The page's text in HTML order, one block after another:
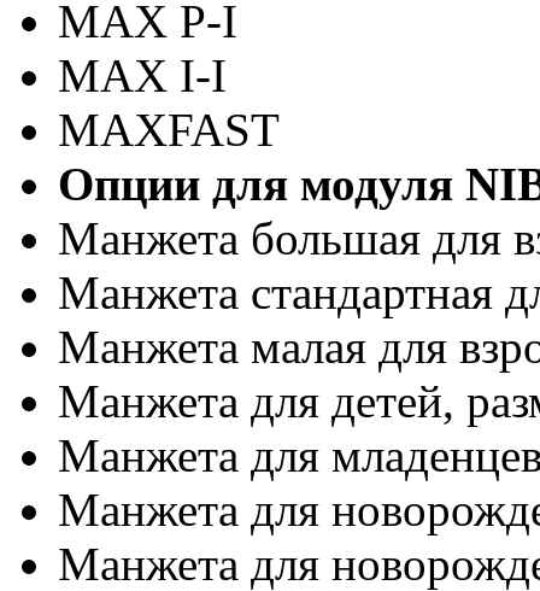
MAX P-I
MAX I-I
MAXFAST
Опции для модуля
Манжета большая для
Манжета стандартная
Манжета малая для
Манжета для детей,
Манжета для
Манжета для
Манжета для